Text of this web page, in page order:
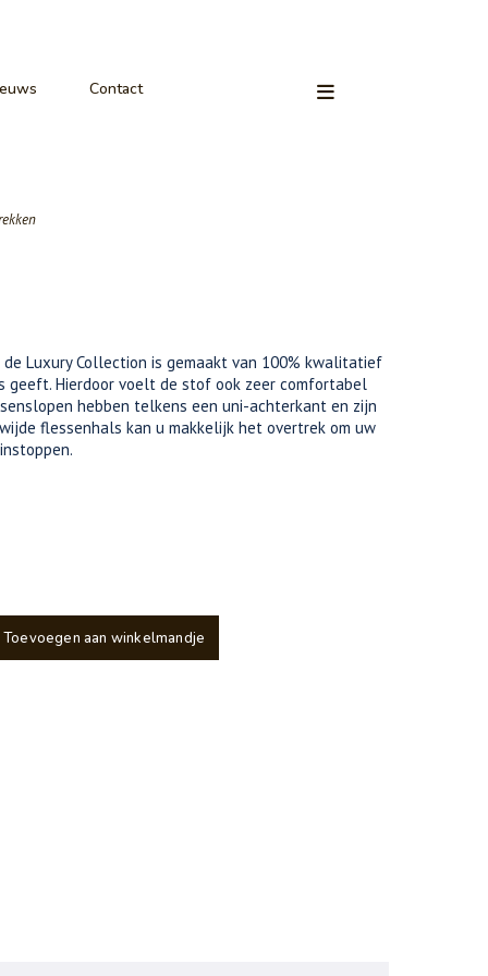
Contact
Luxury Collection is gemaakt van 100% kwalitatief
geeft. Hierdoor voelt de stof ook zeer comfortabel
hebben telkens een uni-achterkant en zijn
flessenhals kan u makkelijk het overtrek om uw
Toevoegen aan winkelmandje